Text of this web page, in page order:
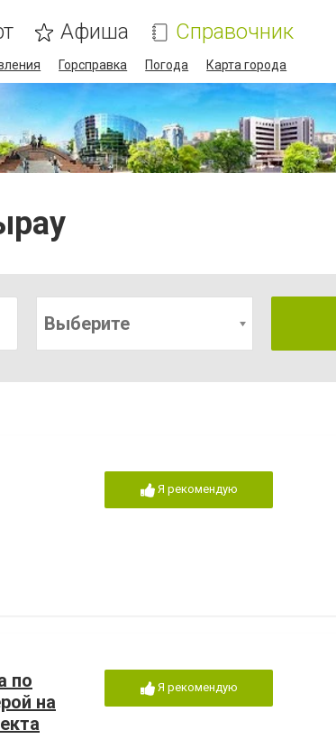
Афиша Справочник
Горсправка Погода Карта города
Выберите
Я рекомендую
по
на
Я рекомендую